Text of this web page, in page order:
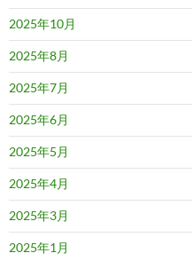
2025年10月
2025年8月
2025年7月
2025年6月
2025年5月
2025年4月
2025年3月
2025年1月